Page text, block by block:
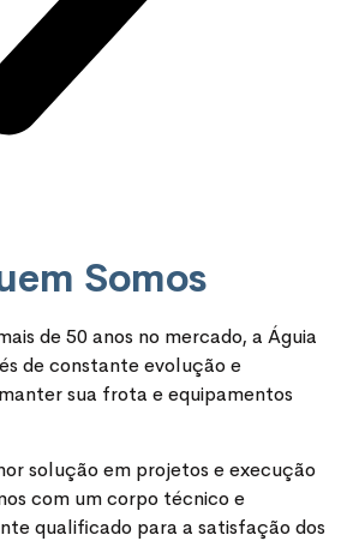
Somos
de 50 anos no mercado, a Águia
de constante evolução e
sua frota e equipamentos
solução em projetos e execução
com um corpo técnico e
qualificado para a satisfação dos